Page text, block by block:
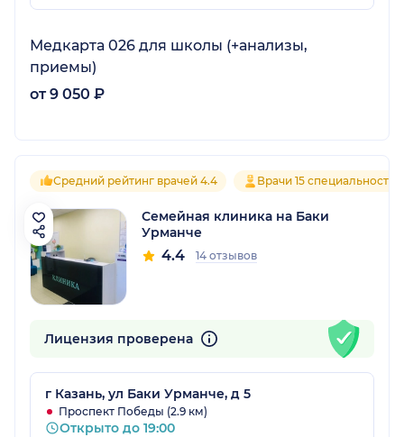
Медкарта 026 для школы (+анализы,
приемы)
от 9 050 ₽
Средний рейтинг врачей 4.4 Врачи 15 специальностей
Семейная клиника на Баки
Урманче
4.4 14 отзывов
Лицензия проверена
г Казань, ул Баки Урманче, д 5
Проспект Победы (2.9 км)
Открыто до 19:00